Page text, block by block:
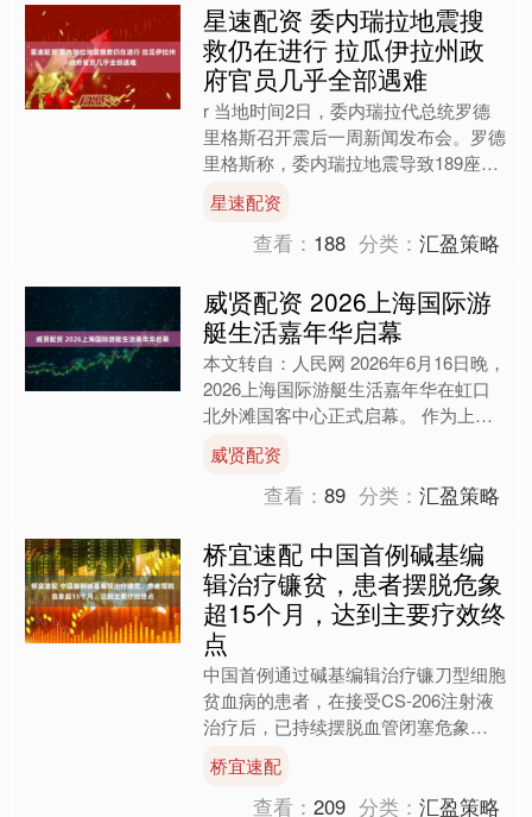
星速配资 委内瑞拉地震搜
救仍在进行 拉瓜伊拉州政
府官员几乎全部遇难
r 当地时间2日，委内瑞拉代总统罗德
里格斯召开震后一周新闻发布会。罗德
里格斯称，委内瑞拉地震导致189座建
筑物完全倒塌，地震搜救仍在继续。 r
罗德里格斯表示，....
星速配资
查看： 188 分类：汇盈策略
威贤配资 2026上海国际游
艇生活嘉年华启幕
本文转自：人民网 2026年6月16日晚，
2026上海国际游艇生活嘉年华在虹口
北外滩国客中心正式启幕。 作为上海
首次落地户外滨江的大型游艇主题展
会，本次活动以“....
威贤配资
查看：89 分类：汇盈策略
桥宜速配 中国首例碱基编
辑治疗镰贫，患者摆脱危象
超15个月，达到主要疗效终
点
中国首例通过碱基编辑治疗镰刀型细胞
贫血病的患者，在接受CS-206注射液
治疗后，已持续摆脱血管闭塞危象
（VOCs）超过15个月，达到主要疗效
终点。6月2日，专注....
桥宜速配
查看：209 分类：汇盈策略